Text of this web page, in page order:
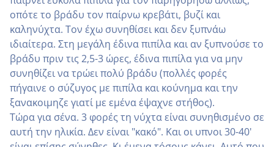
οπότε το βράδυ τον παίρνω κρεβάτι, βυζί και
καληνύχτα. Τον έχω συνηθίσει και δεν ξυπνάω
ιδιαίτερα. Στη μεγάλη έδινα πιπίλα και αν ξυπνούσε το
βράδυ πριν τις 2,5-3 ώρες, έδινα πιπίλα για να μην
συνηθίζει να τρώει πολύ βράδυ (πολλές φορές
πήγαινε ο σύζυγος με πιπίλα και κούνημα και την
ξανακοιμηζε γιατί με εμένα έψαχνε στήθος).
Τώρα για σένα. 3 φορές τη νύχτα είναι συνηθισμένο σε
αυτή την ηλικία. Δεν είναι "κακό". Και οι υπνοι 30-40'